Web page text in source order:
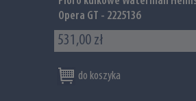
Opera GT - 2225136
531,00 zł
do koszyka